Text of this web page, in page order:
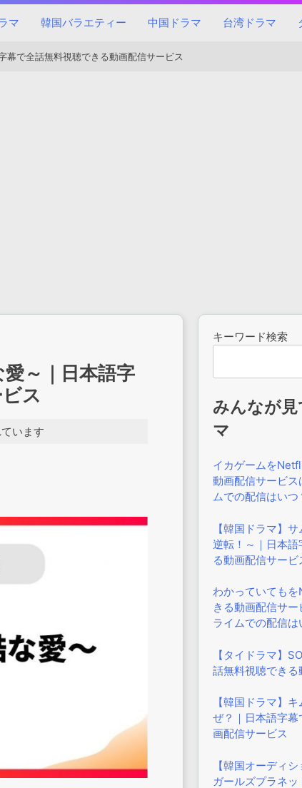
マ 韓国バラエティー 中国ドラマ 台湾ドラマ
幕で全話無料視聴できる動画配信サービス
～｜日本語字
ス
います
キーワード検索
みんなが見
マ
イカゲームを
動画配信サービ
ムでの配信はいつ
【韓国ドラマ】
逆転！～｜日本語
る動画配信サービ
わかっていても
きる動画配信サ
ライムでの配信は
【タイドラマ】
話無料視聴できる
【韓国ドラマ】
ぜ？｜日本語字
画配信サービス
【韓国オーディ
ガールズプラネ